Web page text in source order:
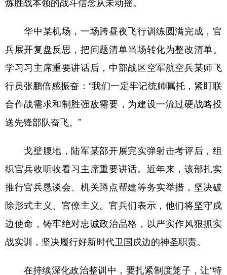
炼胜战本领的战斗信念从未动摇。
华中某机场，一场跨昼夜飞行训练圆满完成，官
兵展开复盘反思，把问题清单当场转化为整改清单。
学习习主席重要讲话后，中部战区空军航空兵某师飞
行员张鹏倍感振奋：“我们一定牢记统帅嘱托，紧盯联
合作战需求和制胜强敌需要，为建设一流过硬战略投
送先锋部队奋飞。”
戈壁腹地，陆军某部开展完实弹射击考评后，组
织官兵收听收看习主席重要讲话。近年来，该部扎实
推行官兵恳谈会、机关蹲点帮建等务实举措，坚决破
除形式主义、官僚主义。官兵们表示，他们将坚守戍
边使命，铸牢绝对忠诚政治品格，以严实作风狠抓实
战实训，坚决履行好新时代卫国戍边的神圣职责。
在持续深化政治整训中，要扎紧制度笼子，让“特